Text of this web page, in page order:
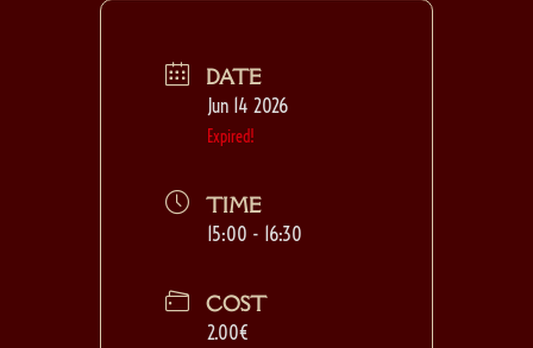
DATE
Jun 14 2026
Expired!
TIME
15:00 - 16:30
COST
2.00€